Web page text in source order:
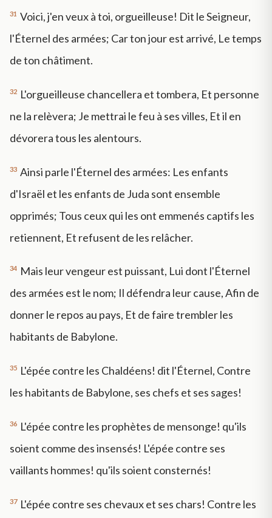
31 Voici, j'en veux à toi, orgueilleuse! Dit le Seigneur,
l'Éternel des armées; Car ton jour est arrivé, Le temps
de ton châtiment.
32 L'orgueilleuse chancellera et tombera, Et personne
ne la relèvera; Je mettrai le feu à ses villes, Et il en
dévorera tous les alentours.
33 Ainsi parle l'Éternel des armées: Les enfants
d'Israël et les enfants de Juda sont ensemble
opprimés; Tous ceux qui les ont emmenés captifs les
retiennent, Et refusent de les relâcher.
34 Mais leur vengeur est puissant, Lui dont l'Éternel
des armées est le nom; Il défendra leur cause, Afin de
donner le repos au pays, Et de faire trembler les
habitants de Babylone.
35 L'épée contre les Chaldéens! dit l'Éternel, Contre
les habitants de Babylone, ses chefs et ses sages!
36 L'épée contre les prophètes de mensonge! qu'ils
soient comme des insensés! L'épée contre ses
vaillants hommes! qu'ils soient consternés!
37 L'épée contre ses chevaux et ses chars! Contre les